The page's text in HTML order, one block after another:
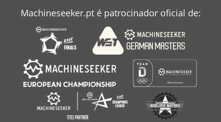
Machineseeker.pt é patrocinador oficial de: